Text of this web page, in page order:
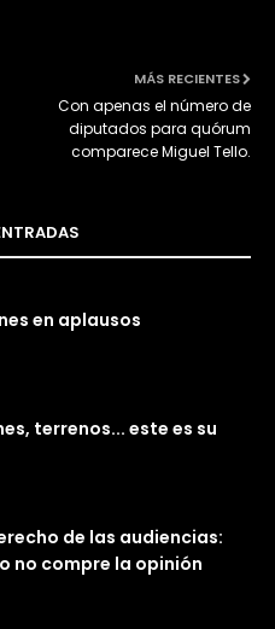
MÁS RECIENTES
Con apenas el número de
diputados para quórum
comparece Miguel Tello.
en aplausos
terrenos... este es su
de las audiencias:
no compre la opinión